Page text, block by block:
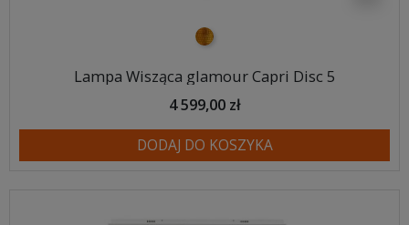
złoty
Lampa Wisząca glamour Capri Disc 5
4 599,00 zł
DODAJ DO KOSZYKA